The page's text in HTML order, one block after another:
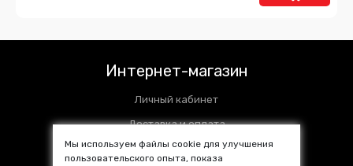
Интернет-магазин
Личный кабинет
Доставка и оплата
Установочные центры
Мы используем файлы cookie для улучшения
пользовательского опыта, показа